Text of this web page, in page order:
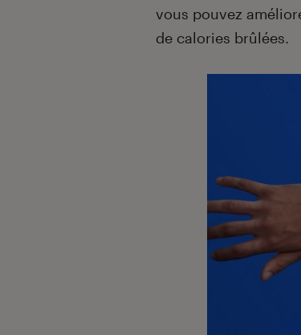
vous pouvez
de calories brûlées.